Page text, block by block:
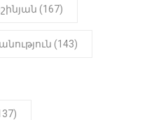
ընթացքում
(167)
(143)